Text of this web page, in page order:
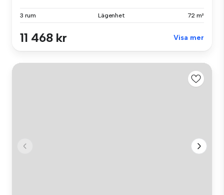
3 rum Lägenhet 72 m²
11 468 kr Visa mer